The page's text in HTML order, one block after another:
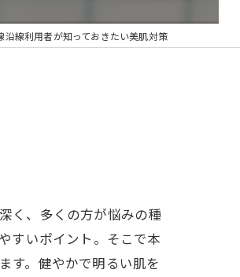
線利用者が知っておきたい美肌対策
く、多くの方が悩みの種
すいポイント。そこで本
す。健やかで明るい肌を